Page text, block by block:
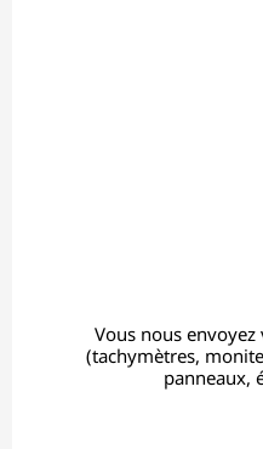
Vous nous
(tachymètres,
panneaux,